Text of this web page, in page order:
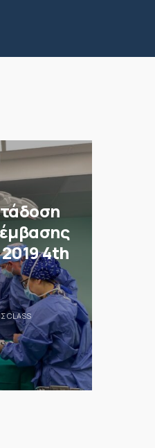
4th
CLASS